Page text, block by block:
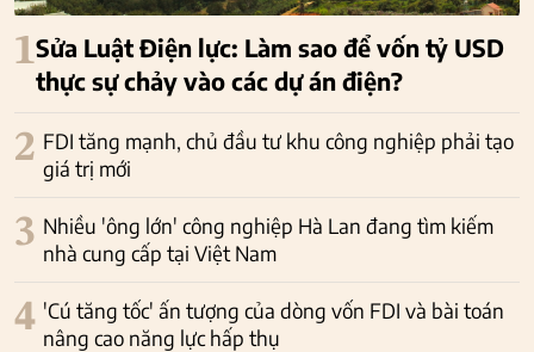
1Sửa Luật Điện lực: Làm sao để vốn tỷ USD
thực sự chảy vào các dự án điện?
2 FDI tăng mạnh, chủ đầu tư khu công nghiệp phải tạo
giá trị mới
3 Nhiều 'ông lớn' công nghiệp Hà Lan đang tìm kiếm
nhà cung cấp tại Việt Nam
4 'Cú tăng tốc' ấn tượng của dòng vốn FDI và bài toán
nâng cao năng lực hấp thụ